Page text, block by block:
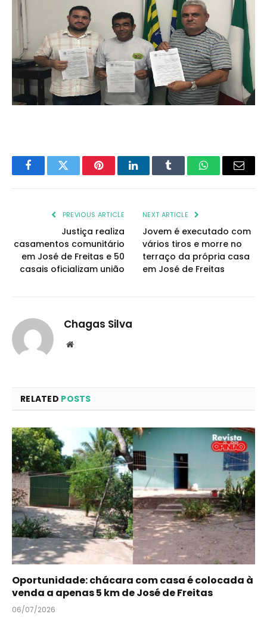
FacebookTwitter PinterestLinkedInTumblr WhatsAppEmail
PREVIOUS ARTICLE
Justiça realiza
casamentos comunitário
em José de Freitas e 50
casais oficializam união
NEXT ARTICLE
Jovem é executado com
vários tiros e morre no
terraço da própria casa
em José de Freitas
Chagas Silva
Website
RELATED POSTS
Oportunidade: chácara com casa é colocada à
venda a apenas 5 km de José de Freitas
06/07/2026